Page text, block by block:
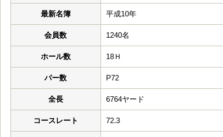
最新名簿 平成10年
会員数 1240名
ホール数 18Ｈ
パー数 P72
全長 6764ヤード
コースレート 72.3